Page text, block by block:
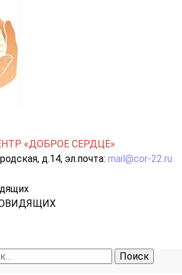
«ДОБРОЕ СЕРДЦЕ»
д.14, эл.почта: mail@cor-22.ru